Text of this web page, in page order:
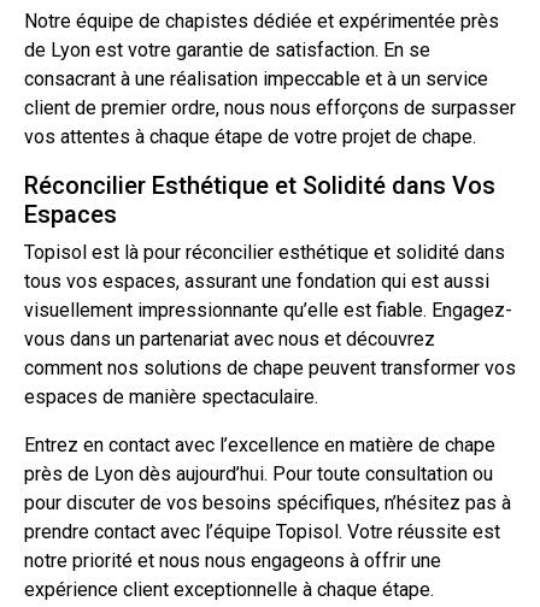
Notre équipe de chapistes dédiée et expérimentée près
de Lyon est votre garantie de satisfaction. En se
consacrant à une réalisation impeccable et à un service
client de premier ordre, nous nous efforçons de surpasser
vos attentes à chaque étape de votre projet de chape.
Réconcilier Esthétique et Solidité dans Vos
Espaces
Topisol est là pour réconcilier esthétique et solidité dans
tous vos espaces, assurant une fondation qui est aussi
visuellement impressionnante qu’elle est fiable. Engagez-
vous dans un partenariat avec nous et découvrez
comment nos solutions de chape peuvent transformer vos
espaces de manière spectaculaire.
Entrez en contact avec l’excellence en matière de chape
près de Lyon dès aujourd’hui. Pour toute consultation ou
pour discuter de vos besoins spécifiques, n’hésitez pas à
prendre contact avec l’équipe Topisol. Votre réussite est
notre priorité et nous nous engageons à offrir une
expérience client exceptionnelle à chaque étape.